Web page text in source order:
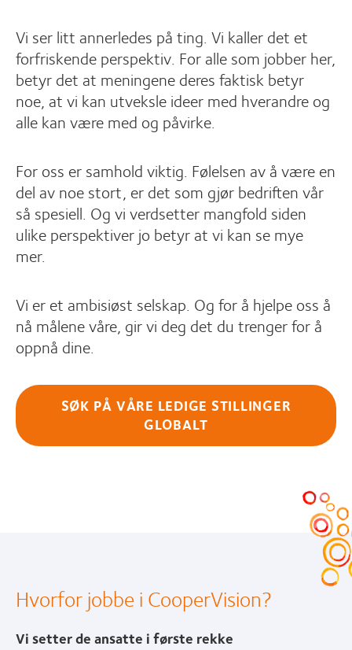
Vi ser litt annerledes på ting. Vi kaller det et
forfriskende perspektiv. For alle som jobber her,
betyr det at meningene deres faktisk betyr
noe, at vi kan utveksle ideer med hverandre og
alle kan være med og påvirke.
For oss er samhold viktig. Følelsen av å være en
del av noe stort, er det som gjør bedriften vår
så spesiell. Og vi verdsetter mangfold siden
ulike perspektiver jo betyr at vi kan se mye
mer.
Vi er et ambisiøst selskap. Og for å hjelpe oss å
nå målene våre, gir vi deg det du trenger for å
oppnå dine.
SØK PÅ VÅRE LEDIGE STILLINGER
GLOBALT
Hvorfor jobbe i CooperVision?
Vi setter de ansatte i første rekke